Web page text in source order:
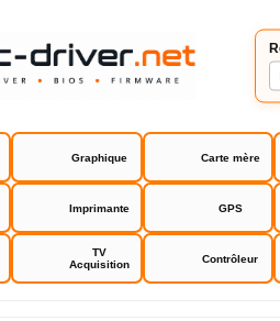
Graphique Carte mère
Imprimante GPS
TV
Acquisition
Contrôleur
Gigabyte X570 AORUS